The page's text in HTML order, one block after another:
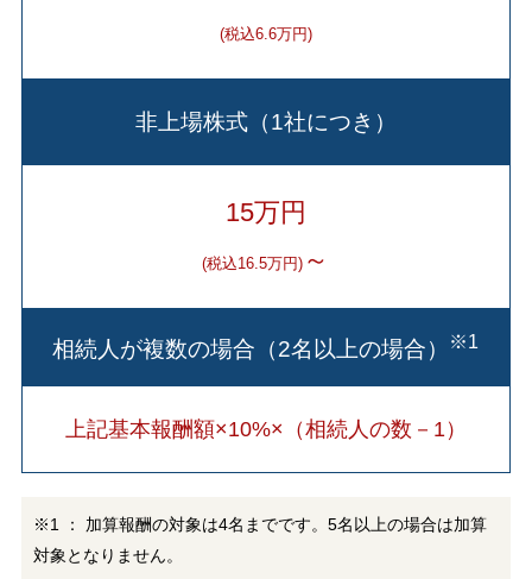
(税込6.6万円)
非上場株式（1社につき）
15万円
(税込16.5万円) ～
相続人が複数の場合（2名以上の場合） ※1
上記基本報酬額×10%×（相続人の数－1）
※1 ： 加算報酬の対象は4名までです。5名以上の場合は加算
対象となりません。